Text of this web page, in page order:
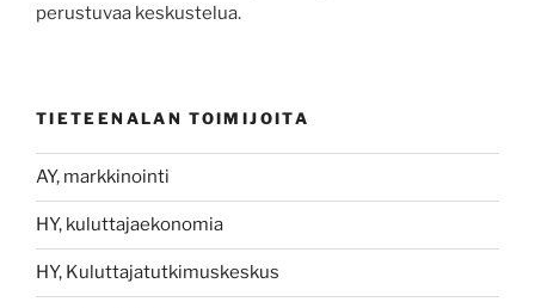
perustuvaa keskustelua.
TIETEENALAN TOIMIJOITA
AY, markkinointi
HY, kuluttajaekonomia
HY, Kuluttajatutkimuskeskus